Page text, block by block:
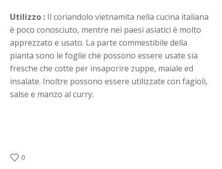
Utilizzo : Il coriandolo vietnamita nella cucina italiana
è poco conosciuto, mentre nei paesi asiatici è molto
apprezzato e usato. La parte commestibile della
pianta sono le foglie che possono essere usate sia
fresche che cotte per insaporire zuppe, maiale ed
insalate. Inoltre possono essere utilizzate con fagioli,
salse e manzo al curry.
0